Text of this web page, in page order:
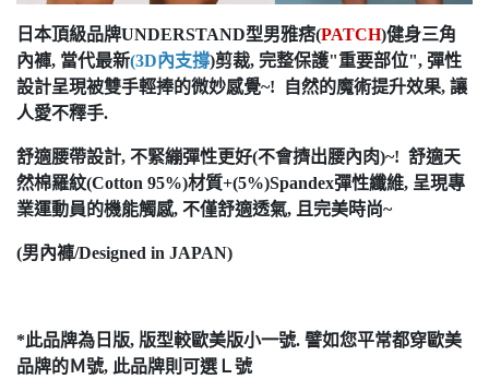
日本頂級品牌UNDERSTAND型男雅痞(PATCH)健身三角
內褲, 當代最新(3D內支撐)剪裁, 完整保護"重要部位", 彈性
設計呈現被雙手輕捧的微妙感覺~! 自然的魔術提升效果, 讓
人愛不釋手.
舒適腰帶設計, 不緊繃彈性更好(不會擠出腰內肉)~! 舒適天
然棉羅紋(Cotton 95%)材質+(5%)Spandex彈性纖維, 呈現專
業運動員的機能觸感, 不僅舒適透氣, 且完美時尚~
(男內褲/Designed in JAPAN)
*此品牌為日版, 版型較歐美版小一號. 譬如您平常都穿歐美
品牌的Ｍ號, 此品牌則可選Ｌ號